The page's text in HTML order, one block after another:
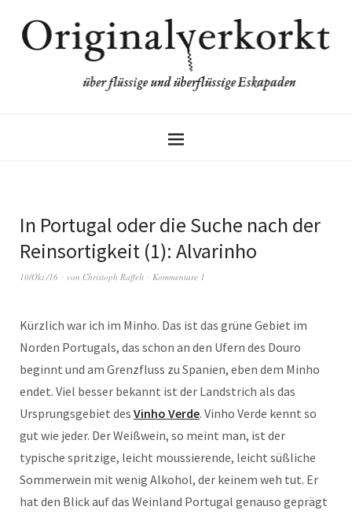
In Portugal oder die Suche nach der
Reinsortigkeit (1): Alvarinho
10/Okt./16 von Christoph Raffelt Kommentare 1
Kürzlich war ich im Minho. Das ist das grüne Gebiet im
Norden Portugals, das schon an den Ufern des Douro
beginnt und am Grenzfluss zu Spanien, eben dem Minho
endet. Viel besser bekannt ist der Landstrich als das
Ursprungsgebiet des Vinho Verde. Vinho Verde kennt so
gut wie jeder. Der Weißwein, so meint man, ist der
typische spritzige, leicht moussierende, leicht süßliche
Sommerwein mit wenig Alkohol, der keinem weh tut. Er
hat den Blick auf das Weinland Portugal genauso geprägt